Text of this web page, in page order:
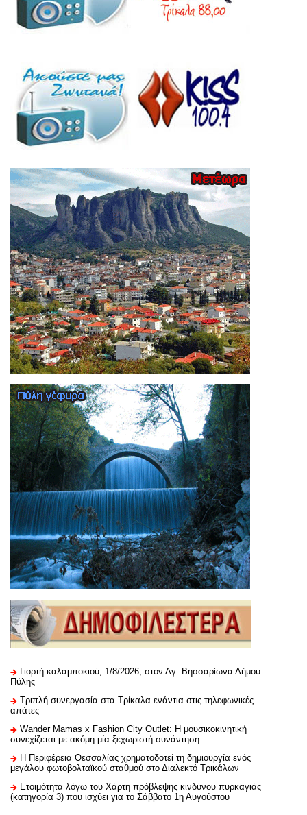
Γιορτή καλαμποκιού, 1/8/2026, στον Αγ. Βησσαρίωνα Δήμου
Πύλης
Τριπλή συνεργασία στα Τρίκαλα ενάντια στις τηλεφωνικές
απάτες
Wander Mamas x Fashion City Outlet: Η μουσικοκινητική
συνεχίζεται με ακόμη μία ξεχωριστή συνάντηση
H Περιφέρεια Θεσσαλίας χρηματοδοτεί τη δημιουργία ενός
μεγάλου φωτοβολταϊκού σταθμού στο Διαλεκτό Τρικάλων
Ετοιμότητα λόγω του Χάρτη πρόβλεψης κινδύνου πυρκαγιάς
(κατηγορία 3) που ισχύει για το Σάββατο 1η Αυγούστου